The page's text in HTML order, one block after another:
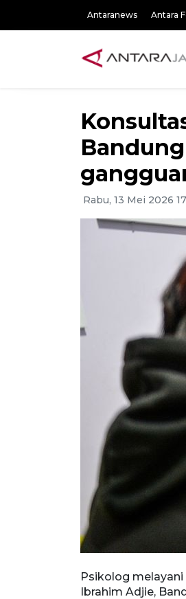
Antaranews Antara
Rabu, 13 Mei 2026
Psikolog
Ibrahim Adjie,